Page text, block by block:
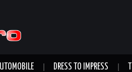
DRESS TO IMPRESS